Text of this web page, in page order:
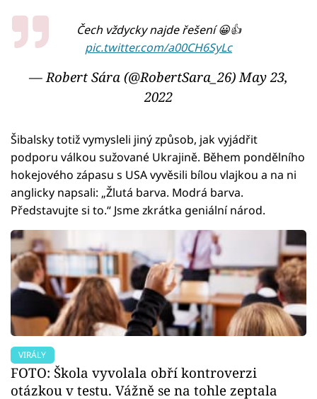
Čech vždycky najde řešení 😀👍
pic.twitter.com/a00CH6SyLc
— Robert Sára (@RobertSara_26)May 23,
2022
Šibalsky totiž vymysleli jiný způsob, jak vyjádřit
podporu válkou sužované Ukrajině. Během pondělního
hokejového zápasu s USA vyvěsili bílou vlajkou a na ni
anglicky napsali: „Žlutá barva. Modrá barva.
Představujte si to.“ Jsme zkrátka geniální národ.
VIRÁLY
FOTO: Škola vyvolala obří kontroverzi
otázkou v testu. Vážně se na tohle zeptala